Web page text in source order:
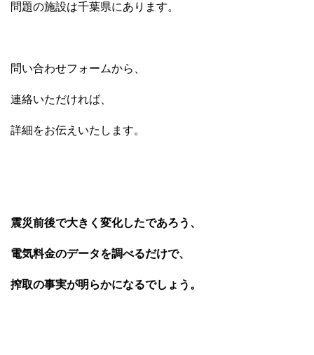
問題の施設は千葉県にあります。
問い合わせフォームから、
連絡いただければ、
詳細をお伝えいたします。
震災前後で大きく変化したであろう、
電気料金のデータを調べるだけで、
搾取の事実が明らかになるでしょう。